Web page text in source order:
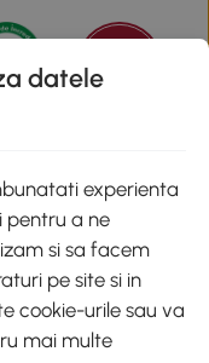
datele
experienta
pentru a ne
si sa facem
pe site si in
cookie-urile sau va
mai multe